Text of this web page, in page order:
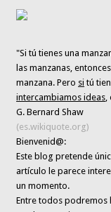
"Si tú tienes una
las manzanas,
manzana. Pero si tú
intercambiamos ideas,
G. Bernard Shaw
(es.wikiquote.org)
Bienvenid@:
Este blog pretende
artículo le parece
un momento.
Entre todos podremos